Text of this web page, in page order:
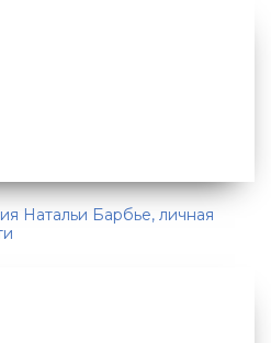
Натальи Барбье, личная